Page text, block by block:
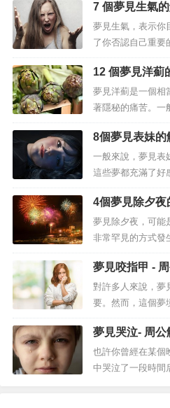
意味著什麼呢？儘
受，但它告訴你，
放，因此，現在是
計劃了，擺脫阻礙
7 個夢見生氣
夢見對一個人
夢見生氣，表示你
了你否認自己重要
力或不止一個咄咄
的方式向正確的人
生氣和有暴力行為
對某人生氣，嘗試
要，如果你夢見走
12 個夢見洋薊
夢見烤洋薊
夢見洋薊是一個相
著隱秘的痛苦。一
的背景和個人資料
如，夢見即食洋薊
能會造成損害，這
處罰的預兆。...
8個夢見表妹的
生氣表妹
一般來說，夢見表
這些夢都充滿了好
的愛，並警告你應
們無人看管。 但
更好地理解任何夢
節，因為每種變化
義。...
4個夢見除夕夜
某人
夢見除夕夜，可能
非常罕見的方式發
什麼。事實上，夢
象徵性代表，無論
麼資訊，分析我們
它可以讓我們探索
夕夜一個特別有意
夢見咬指甲 -
對許多人來說，夢
要。然而，這個夢
讓你更多地了解責
中看到的形象是有
時夢見咬指甲相比
指甲並不是一回事
夢見哭泣- 周
也許你曾經在某個
中哭泣了一段時間